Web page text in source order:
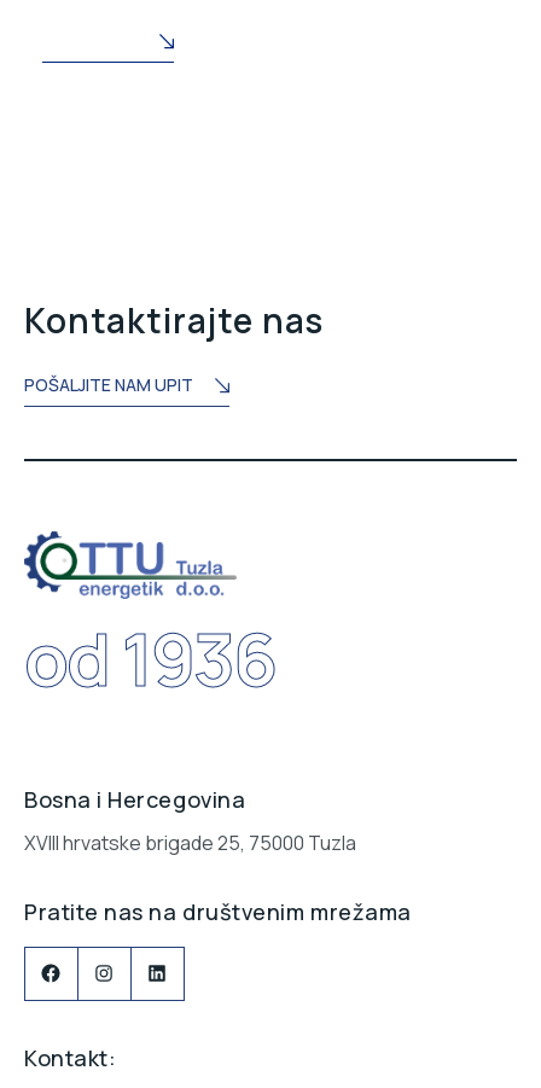
Kontaktirajte nas
POŠALJITE NAM UPIT
od 1936
Bosna i Hercegovina
XVIII hrvatske brigade 25, 75000 Tuzla
Pratite nas na društvenim mrežama
Facebook
InstagramLinkedIn
Kontakt: